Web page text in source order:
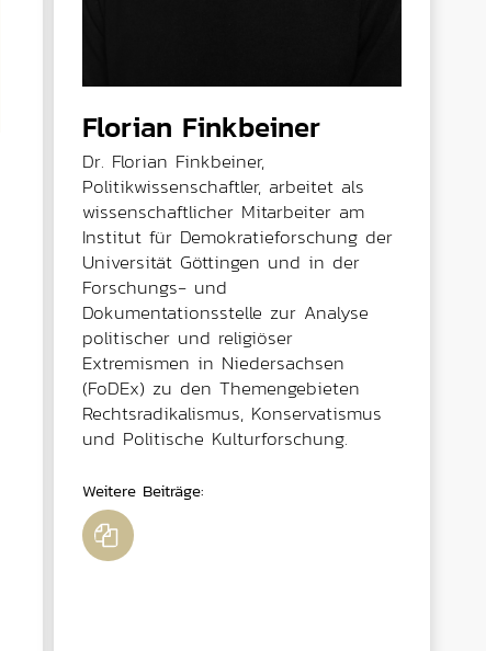
Florian Finkbeiner
Dr. Florian Finkbeiner,
Politikwissenschaftler, arbeitet als
wissenschaftlicher Mitarbeiter am
Institut für Demokratieforschung der
Universität Göttingen und in der
Forschungs- und
Dokumentationsstelle zur Analyse
politischer und religiöser
Extremismen in Niedersachsen
(FoDEx) zu den Themengebieten
Rechtsradikalismus, Konservatismus
und Politische Kulturforschung.
Weitere Beiträge: